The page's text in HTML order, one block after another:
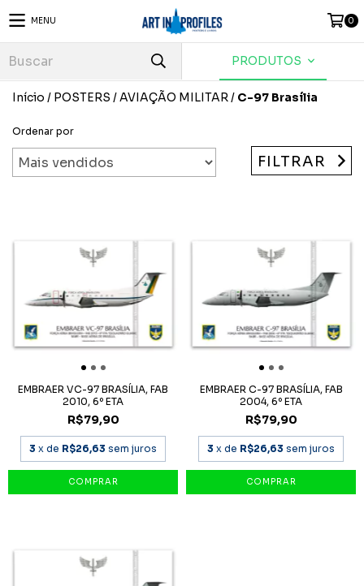
MENU 0
PRODUTOS
Início / POSTERS /AVIAÇÃO MILITAR/ C-97 Brasília
Ordenar por
FILTRAR
EMBRAER VC-97 BRASÍLIA, FAB
2010, 6º ETA
R$79,90
3 x de R$26,63 sem juros
EMBRAER C-97 BRASÍLIA, FAB
2004, 6º ETA
R$79,90
3 x de R$26,63 sem juros